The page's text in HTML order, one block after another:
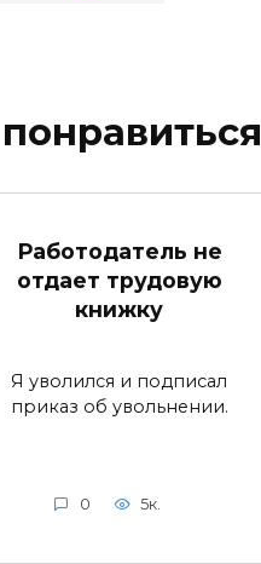
Работодатель не
отдает трудовую
книжку
Я уволился и подписал
приказ об увольнении.
0 5к.